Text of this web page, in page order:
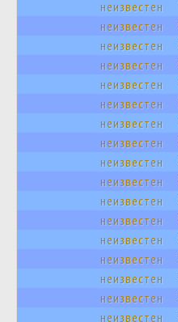
неизвестен
неизвестен
неизвестен
неизвестен
неизвестен
неизвестен
неизвестен
неизвестен
неизвестен
неизвестен
неизвестен
неизвестен
неизвестен
неизвестен
неизвестен
неизвестен
неизвестен